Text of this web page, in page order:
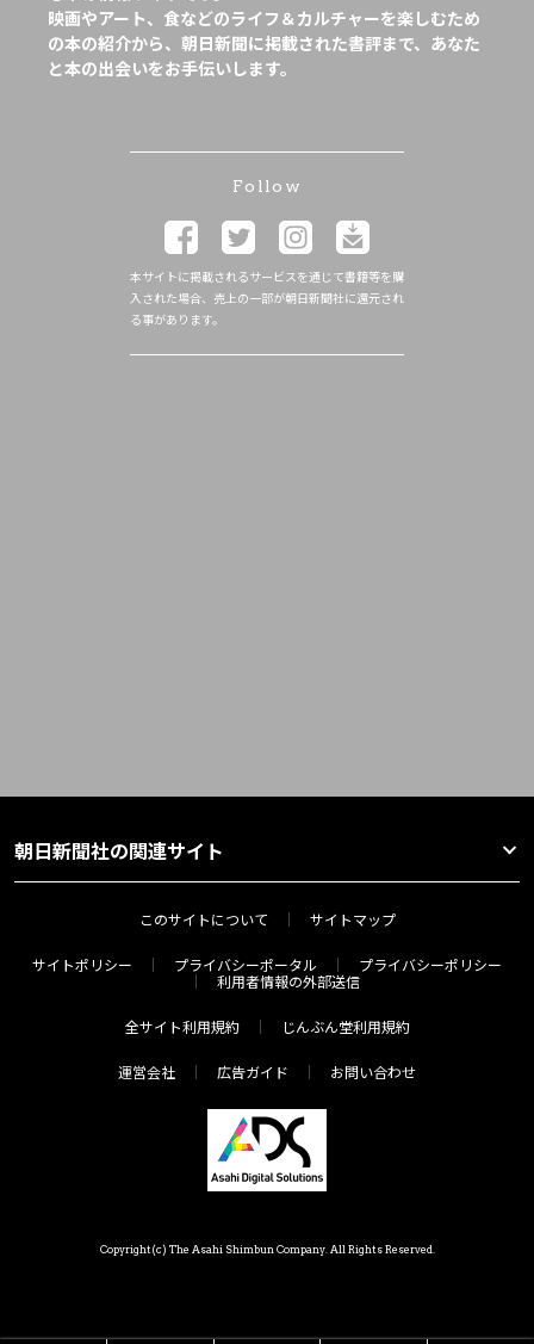
映画やアート、食などのライフ＆カルチャーを楽しむため
の本の紹介から、朝日新聞に掲載された書評まで、あなた
と本の出会いをお手伝いします。
Follow
本サイトに掲載されるサービスを通じて書籍等を購
入された場合、売上の一部が朝日新聞社に還元され
る事があります。
朝日新聞社の関連サイト
このサイトについて サイトマップ
サイトポリシー プライバシーポータル
プライバシーポリシー
利用者情報の外部送信
全サイト利用規約 じんぶん堂利用規約
運営会社 広告ガイド お問い合わせ
Copyright(c) The Asahi Shimbun Company. All Rights Reserved.